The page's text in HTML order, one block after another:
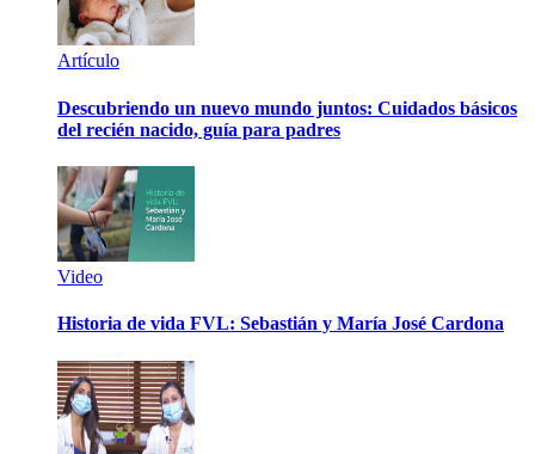
Artículo
Descubriendo un nuevo mundo juntos: Cuidados básicos
del recién nacido, guía para padres
Video
Historia de vida FVL: Sebastián y María José Cardona